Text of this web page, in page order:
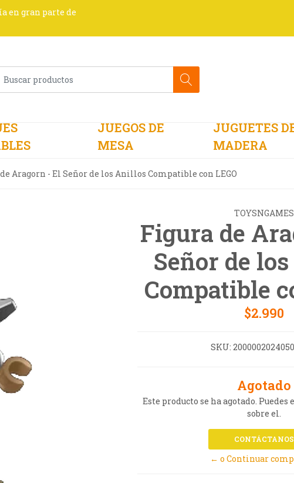
en gran parte de
JUEGOS DE
MESA
JUGUETES
MADERA
Aragorn - El Señor de los Anillos Compatible con LEGO
TOYSNGAMES
Figura de
Señor de
Compatible
$2.990
SKU:
Agotado
Este producto se ha agotado.
sobre el.
CONTÁCTANOS
← o Continuar